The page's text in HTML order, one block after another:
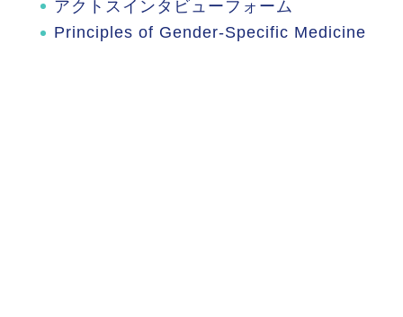
アクトスインタビューフォーム
Principles of Gender-Specific Medicine